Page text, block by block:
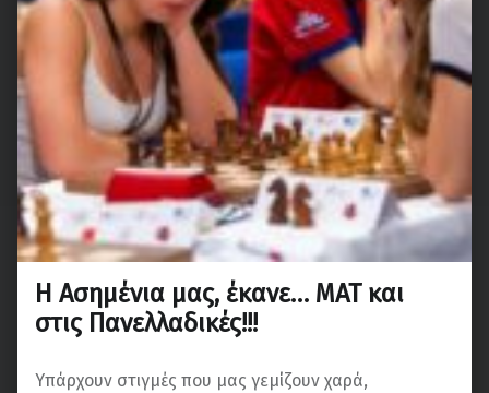
Η Ασημένια μας, έκανε… ΜΑΤ και
στις Πανελλαδικές!!!
Υπάρχουν στιγμές που μας γεμίζουν χαρά,